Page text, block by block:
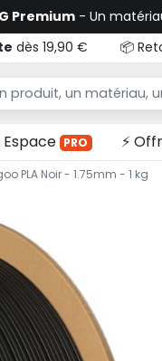
Premium - Un
dès 19,90 € 📦
Espace PRO ⚡
PLA Noir - 1.75mm - 1 kg